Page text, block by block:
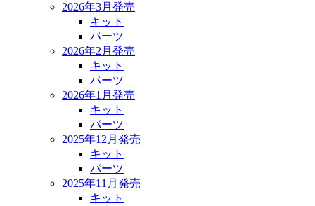
2026年3月発売
キット
パーツ
2026年2月発売
キット
パーツ
2026年1月発売
キット
パーツ
2025年12月発売
キット
パーツ
2025年11月発売
キット